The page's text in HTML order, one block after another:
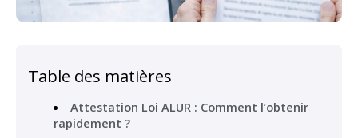
Table des matières
Attestation Loi ALUR : Comment l’obtenir
rapidement ?